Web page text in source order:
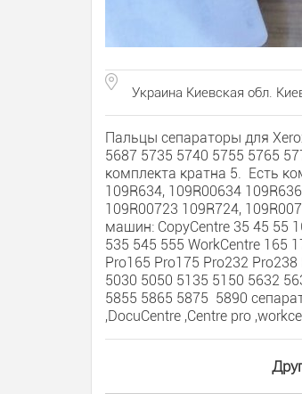
Украина Киевская обл.
Пальцы сепараторы для
5687 5735 5740 5755 5765
комплекта кратна 5. Есть
109R634, 109R00634
109R00723 109R724,
машин: CopyCentre 35 45 55
535 545 555 WorkCentre 165
Pro165 Pro175 Pro232
5030 5050 5135 5150 5632
5855 5865 5875 5890
,DocuCentre ,Centre pro